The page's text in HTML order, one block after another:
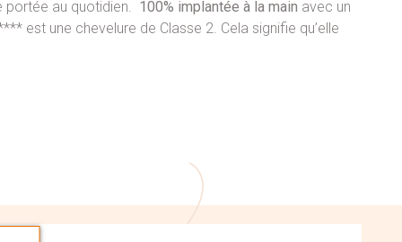
portée au quotidien. 100% implantée à la main avec un
est une chevelure de Classe 2. Cela signifie qu’elle